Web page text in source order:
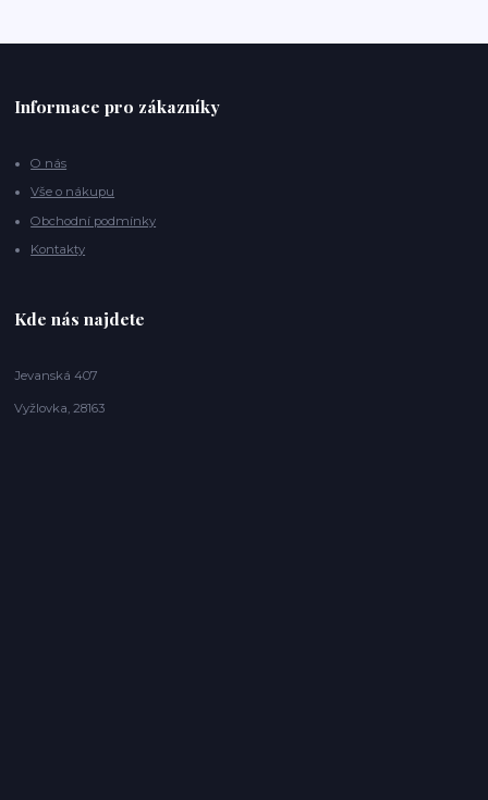
Informace pro zákazníky
O nás
Vše o nákupu
Obchodní podmínky
Kontakty
Kde nás najdete
Jevanská 407
Vyžlovka, 28163